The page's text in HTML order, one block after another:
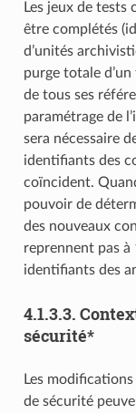
Les jeux de
être complétés
d’unités
purge totale d’un
de tous ses
paramétrage de
sera nécessaire
identifiants des
coïncident.
pouvoir de
des nouveaux
reprennent pas à
identifiants des
4.1.3.3.
sécurité*
Les
de sécurité